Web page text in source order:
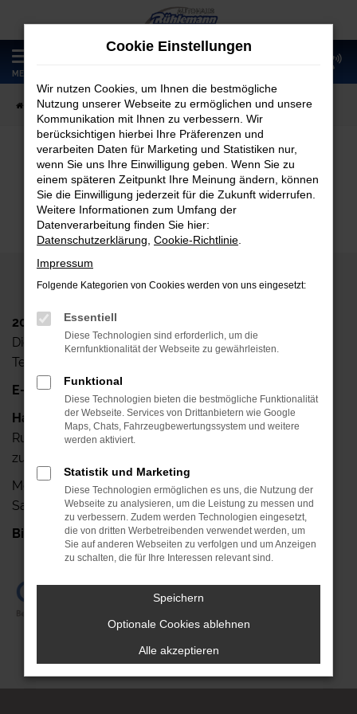
Zum
Hauptinhalt
springen
MENÜ
Startseite Fahrzeugangebote Fahrzeugmarkt
Fahrzeugmarkt
2024 Autohaus Rühlemann GmbH
Dieskaustr. 102, D-04249 Leipzig
Telefax: +49 341-42640-25
E-Mail:
info@autohaus-ruehlemann.de
Haben Sie noch Fragen?
Rufen Sie uns doch einfach an, wir stehen Ihnen gerne
zur Verfügung.
Mo.- Fr.: 7.00 Uhr bis 18.00 Uhr
Sa.: 08.00 Uhr bis 13.00 Uhr
Bis gleich! +49 341-42640-0
Cookie Einstellungen
Wir nutzen Cookies, um Ihnen die bestmögliche
Nutzung unserer Webseite zu ermöglichen und unsere
Kommunikation mit Ihnen zu verbessern. Wir
berücksichtigen hierbei Ihre Präferenzen und
verarbeiten Daten für Marketing und Statistiken nur,
wenn Sie uns Ihre Einwilligung geben. Wenn Sie zu
einem späteren Zeitpunkt Ihre Meinung ändern, können
Sie die Einwilligung jederzeit für die Zukunft widerrufen.
Weitere Informationen zum Umfang der
Datenverarbeitung finden Sie hier:
Datenschutzerklärung Cookie-Richtlinie
Impressum
Folgende Kategorien von Cookies werden von uns eingesetzt:
Essentiell
Diese Technologien sind erforderlich, um die
Kernfunktionalität der Webseite zu gewährleisten.
Funktional
Diese Technologien bieten die bestmögliche Funktionalität
der Webseite. Services von Drittanbietern wie Google
Maps, Chats, Fahrzeugbewertungssystem und weitere
werden aktiviert.
Statistik und Marketing
Diese Technologien ermöglichen es uns, die Nutzung der
Webseite zu analysieren, um die Leistung zu messen und
zu verbessern. Zudem werden Technologien eingesetzt,
die von dritten Werbetreibenden verwendet werden, um
Sie auf anderen Webseiten zu verfolgen und um Anzeigen
zu schalten, die für Ihre Interessen relevant sind.
Speichern
Optionale Cookies ablehnen
Alle akzeptieren